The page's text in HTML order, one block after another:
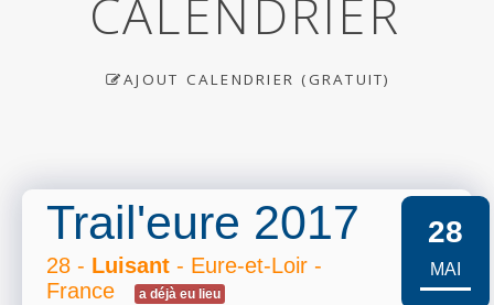
CALENDRIER
AJOUT CALENDRIER (GRATUIT)
Trail'eure 2017
28 - Luisant - Eure-et-Loir -
France
a déjà eu lieu
28
MAI